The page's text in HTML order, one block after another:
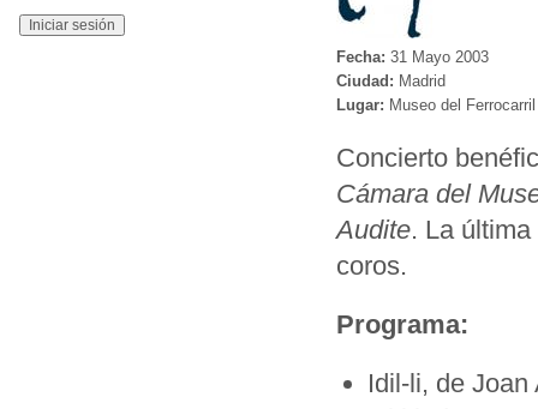
Fecha: 31 Mayo 2003
Ciudad: Madrid
Lugar: Museo del Ferrocarril
Concierto
Cámara del
Audite. La
coros.
Programa:
Idil-li, de Joan